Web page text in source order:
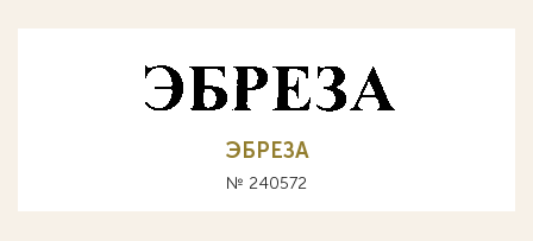
ЭБРЕЗА
№ 240572